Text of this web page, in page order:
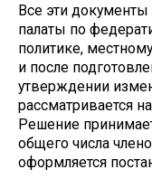
Все эти
палаты по
политике,
и после
утверждении
рассматривается
Решение
общего числа
оформляется